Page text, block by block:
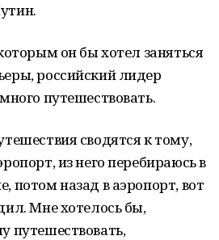
он бы хотел заняться
российский лидер
путешествовать.
сводятся к тому,
из него перебираюсь в
потом назад в аэропорт, вот
Мне хотелось бы,
путешествовать,